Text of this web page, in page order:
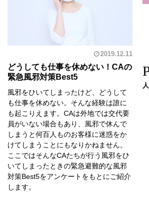
2019.12.11
どうしても仕事を休めない！CAの
緊急風邪対策Best5
風邪をひいてしまったけど、どうして
も仕事を休めない。そんな経験は誰に
も起こりえます。CAは外地では交代要
員がいない場合もあり、風邪で休んで
しまうと何百人ものお客様に迷惑をか
けてしまうことにもなりかねません。
ここではそんなCAたちが行う風邪をひ
いてしまったときの緊急避難的な風邪
対策Best5をアンケートをもとにご紹介
します。